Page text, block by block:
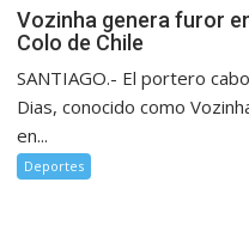
Vozinha genera furor
Colo de Chile
SANTIAGO.- El portero
Dias, conocido como
en...
Deportes